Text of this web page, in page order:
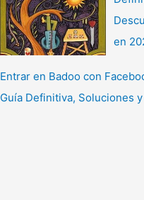
en
Entrar en Badoo con
Guía Definitiva, Soluciones